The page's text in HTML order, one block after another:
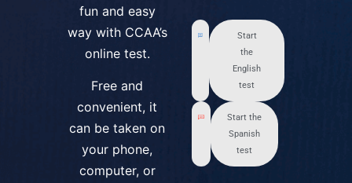
fun and easy
way with CCAA’s
online test.
Free and
convenient, it
can be taken on
your phone,
computer, or
Start
the
English
test
Start the
Spanish
test